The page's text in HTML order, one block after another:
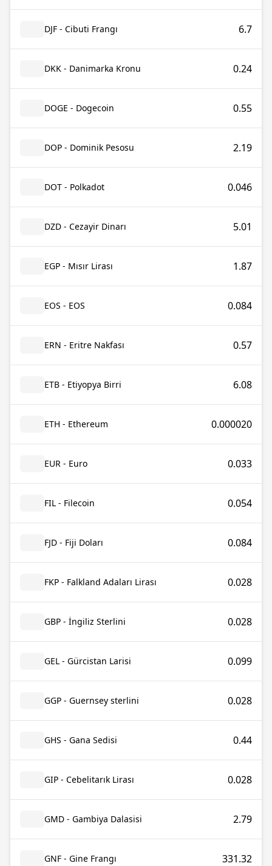
DJF - Cibuti Frangı 6.7
DKK - Danimarka Kronu 0.24
DOGE - Dogecoin 0.55
DOP - Dominik Pesosu 2.19
DOT - Polkadot 0.046
DZD - Cezayir Dinarı 5.01
EGP - Mısır Lirası 1.87
EOS - EOS 0.084
ERN - Eritre Nakfası 0.57
ETB - Etiyopya Birri 6.08
ETH - Ethereum 0.000020
EUR - Euro 0.033
FIL - Filecoin 0.054
FJD - Fiji Doları 0.084
FKP - Falkland Adaları Lirası 0.028
GBP - İngiliz Sterlini 0.028
GEL - Gürcistan Larisi 0.099
GGP - Guernsey sterlini 0.028
GHS - Gana Sedisi 0.44
GIP - Cebelitarık Lirası 0.028
GMD - Gambiya Dalasisi 2.79
GNF - Gine Frangı 331.32